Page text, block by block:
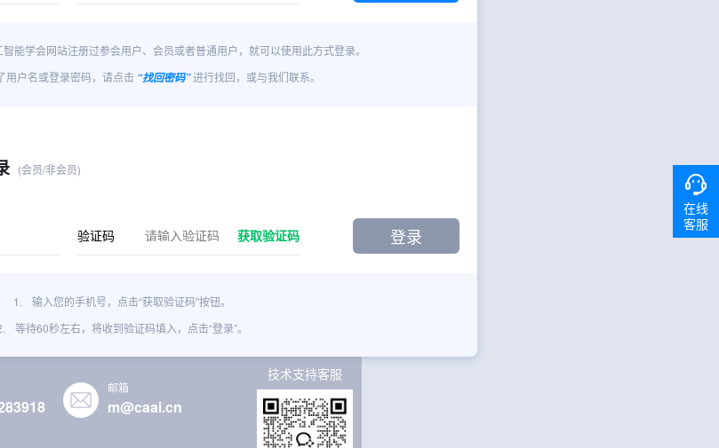
能学会网站注册过参会用户、会员或者普通用户，就可以使用此方式登录。
用户名或登录密码，请点击 “找回密码”进行找回，或与我们联系。
(会员/非会员)
验证码 获取验证码
1.
输入您的手机号，点击“获取验证码”按钮。
等待60秒左右，将收到验证码填入，点击“登录”。
邮箱
m@caai.cn
技术支持客服
在线
客服